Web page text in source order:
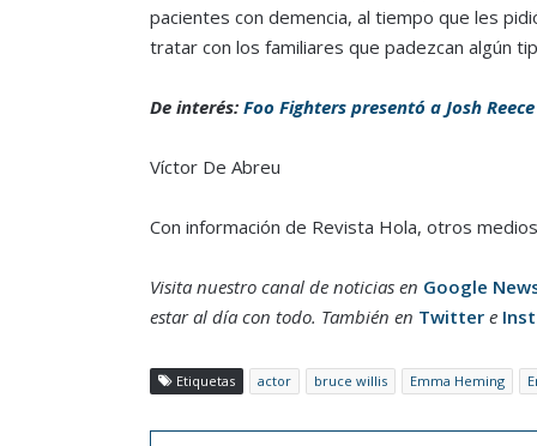
pacientes con demencia, al tiempo que les
tratar con los familiares que padezcan algún
De interés: Foo Fighters presentó a Josh
Víctor De Abreu
Con información de Revista Hola, otros
Visita nuestro canal de noticias en Google
estar al día con todo. También en Twittere
Etiquetas actor bruce willis Emma Heming